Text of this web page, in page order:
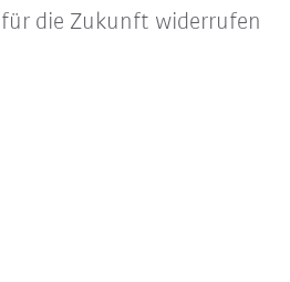
die Zukunft widerrufen